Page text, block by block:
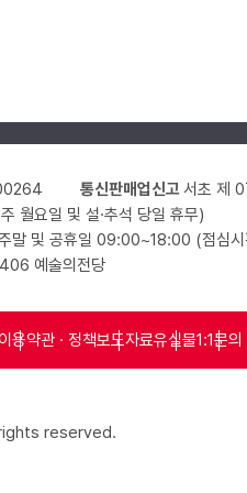
통신판매업신고서초 제
요일 및 설·추석 당일 휴무)
및 공휴일 09:00~18:00 (점심시
예술의전당
이용약관 · 정책보도자료유실물1:1문의
reserved.